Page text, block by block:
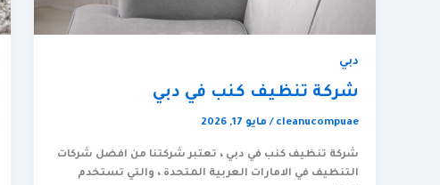
دبي
شركة تنظيف كنب في دبي
cleanucompuae
/ مايو 17, 2026
شركة تنظيف كنب في دبي ، تعتبر شركتنا من افضل شركات
التنظيف في الامارات العربية المتحدة ، والتي تستخدم